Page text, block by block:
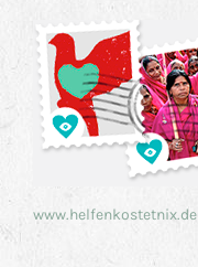
www.helfenkostetnix.de